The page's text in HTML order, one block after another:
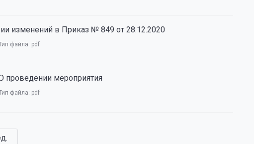
изменений в Приказ № 849 от 28.12.2020
файла: pdf
проведении мероприятия
файла: pdf